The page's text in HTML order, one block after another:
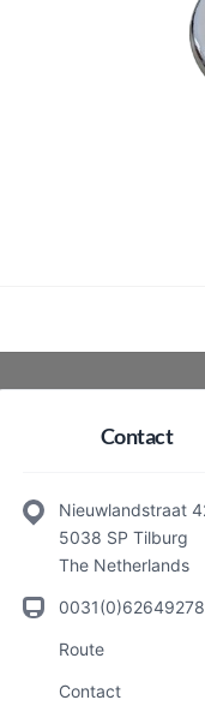
Contact
Nieuwlandstraat
5038 SP Tilburg
The Netherlands
Route
Contact